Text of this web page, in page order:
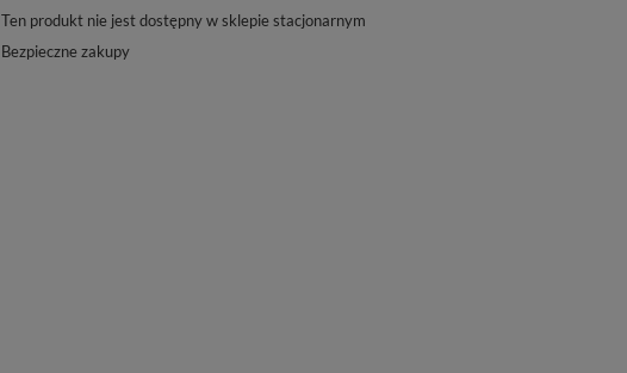
Ten produkt nie jest dostępny w sklepie stacjonarnym
Bezpieczne zakupy